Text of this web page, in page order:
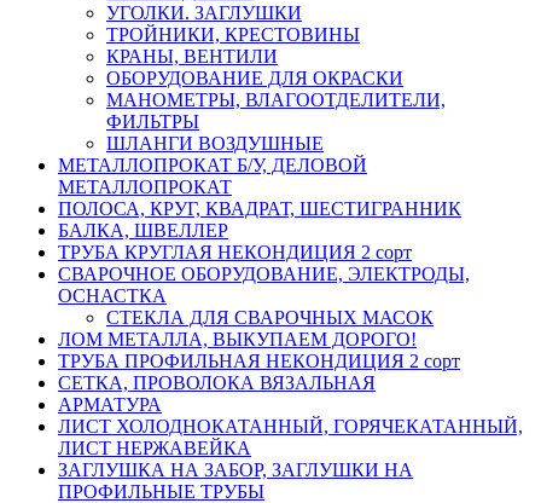
УГОЛКИ. ЗАГЛУШКИ
ТРОЙНИКИ, КРЕСТОВИНЫ
КРАНЫ, ВЕНТИЛИ
ОБОРУДОВАНИЕ ДЛЯ ОКРАСКИ
МАНОМЕТРЫ, ВЛАГООТДЕЛИТЕЛИ,
ФИЛЬТРЫ
ШЛАНГИ ВОЗДУШНЫЕ
МЕТАЛЛОПРОКАТ Б/У, ДЕЛОВОЙ
МЕТАЛЛОПРОКАТ
ПОЛОСА, КРУГ, КВАДРАТ, ШЕСТИГРАННИК
БАЛКА, ШВЕЛЛЕР
ТРУБА КРУГЛАЯ НЕКОНДИЦИЯ 2 сорт
СВАРОЧНОЕ ОБОРУДОВАНИЕ, ЭЛЕКТРОДЫ,
ОСНАСТКА
СТЕКЛА ДЛЯ СВАРОЧНЫХ МАСОК
ЛОМ МЕТАЛЛА, ВЫКУПАЕМ ДОРОГО!
ТРУБА ПРОФИЛЬНАЯ НЕКОНДИЦИЯ 2 сорт
СЕТКА, ПРОВОЛОКА ВЯЗАЛЬНАЯ
АРМАТУРА
ЛИСТ ХОЛОДНОКАТАННЫЙ, ГОРЯЧЕКАТАННЫЙ,
ЛИСТ НЕРЖАВЕЙКА
ЗАГЛУШКА НА ЗАБОР, ЗАГЛУШКИ НА
ПРОФИЛЬНЫЕ ТРУБЫ